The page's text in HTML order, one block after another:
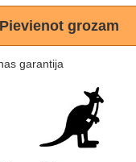
Pievienot grozam
garantija